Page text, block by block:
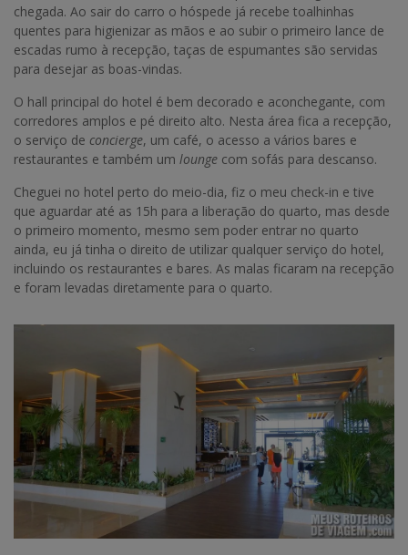
chegada. Ao sair do carro o hóspede já recebe toalhinhas
quentes para higienizar as mãos e ao subir o primeiro lance de
escadas rumo à recepção, taças de espumantes são servidas
para desejar as boas-vindas.
O hall principal do hotel é bem decorado e aconchegante, com
corredores amplos e pé direito alto. Nesta área fica a recepção,
o serviço de concierge, um café, o acesso a vários bares e
restaurantes e também um lounge com sofás para descanso.
Cheguei no hotel perto do meio-dia, fiz o meu check-in e tive
que aguardar até as 15h para a liberação do quarto, mas desde
o primeiro momento, mesmo sem poder entrar no quarto
ainda, eu já tinha o direito de utilizar qualquer serviço do hotel,
incluindo os restaurantes e bares. As malas ficaram na recepção
e foram levadas diretamente para o quarto.